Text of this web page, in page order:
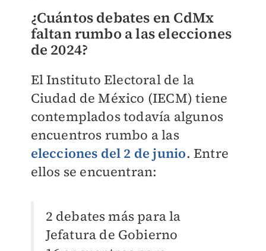
¿Cuántos debates en CdMx
faltan rumbo a las elecciones
de 2024?
El Instituto Electoral de la
Ciudad de México (IECM) tiene
contemplados todavía algunos
encuentros rumbo a las
elecciones del 2 de junio. Entre
ellos se encuentran:
2 debates más para la
Jefatura de Gobierno